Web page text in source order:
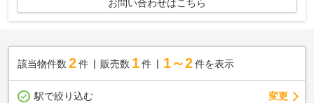
お問い合わせはこちら
該当物件数 2件 販売数 1 件 1～2 件を表示
駅で絞り込む 変更